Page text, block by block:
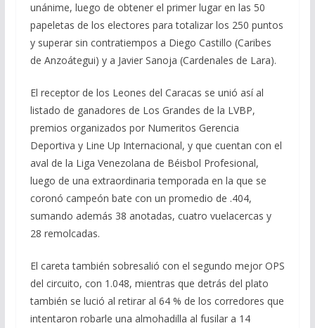
unánime, luego de obtener el primer lugar en las 50
papeletas de los electores para totalizar los 250 puntos
y superar sin contratiempos a Diego Castillo (Caribes
de Anzoátegui) y a Javier Sanoja (Cardenales de Lara).
El receptor de los Leones del Caracas se unió así al
listado de ganadores de Los Grandes de la LVBP,
premios organizados por Numeritos Gerencia
Deportiva y Line Up Internacional, y que cuentan con el
aval de la Liga Venezolana de Béisbol Profesional,
luego de una extraordinaria temporada en la que se
coronó campeón bate con un promedio de .404,
sumando además 38 anotadas, cuatro vuelacercas y
28 remolcadas.
El careta también sobresalió con el segundo mejor OPS
del circuito, con 1.048, mientras que detrás del plato
también se lució al retirar al 64 % de los corredores que
intentaron robarle una almohadilla al fusilar a 14